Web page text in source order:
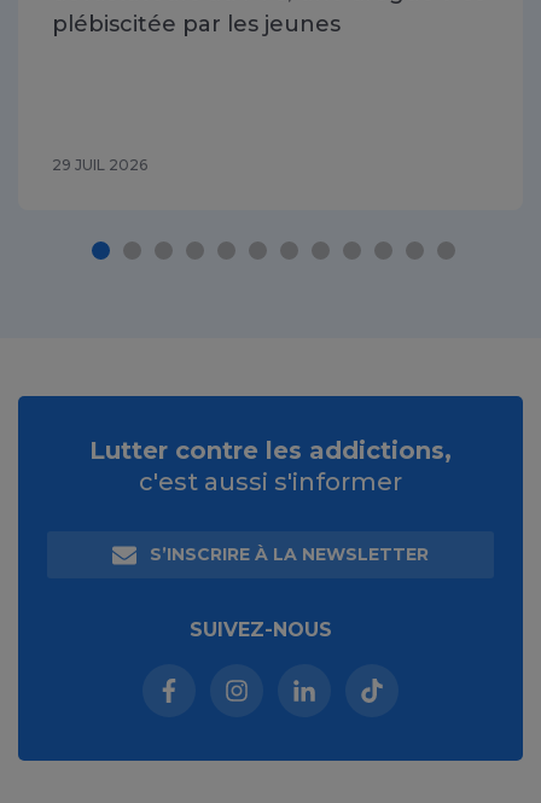
plébiscitée par les jeunes
29 JUIL 2026
Lutter contre les addictions,
c'est aussi s'informer
S’INSCRIRE À LA NEWSLETTER
SUIVEZ-NOUS
Facebook (nouvelle fenêtre)
Instagram (nouvelle fenêtre)
Linkedin (nouvelle
Tiktok (nouvelle